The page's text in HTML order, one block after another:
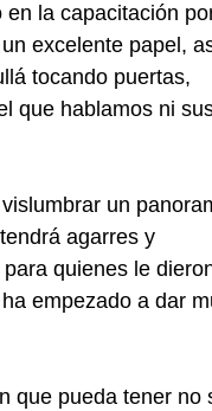
la capacitación
excelente papel,
tocando puertas,
que hablamos ni
un
agarres y
quienes le
empezado a dar
que pueda tener no